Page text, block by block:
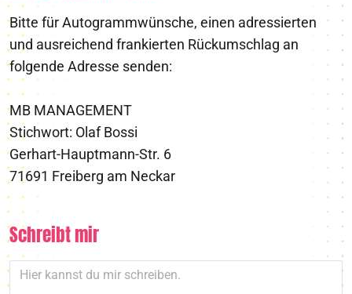
Bitte für Autogrammwünsche, einen adressierten
und ausreichend frankierten Rückumschlag an
folgende Adresse senden:
MB MANAGEMENT
Stichwort: Olaf Bossi
Gerhart-Hauptmann-Str. 6
71691 Freiberg am Neckar
Schreibt mir